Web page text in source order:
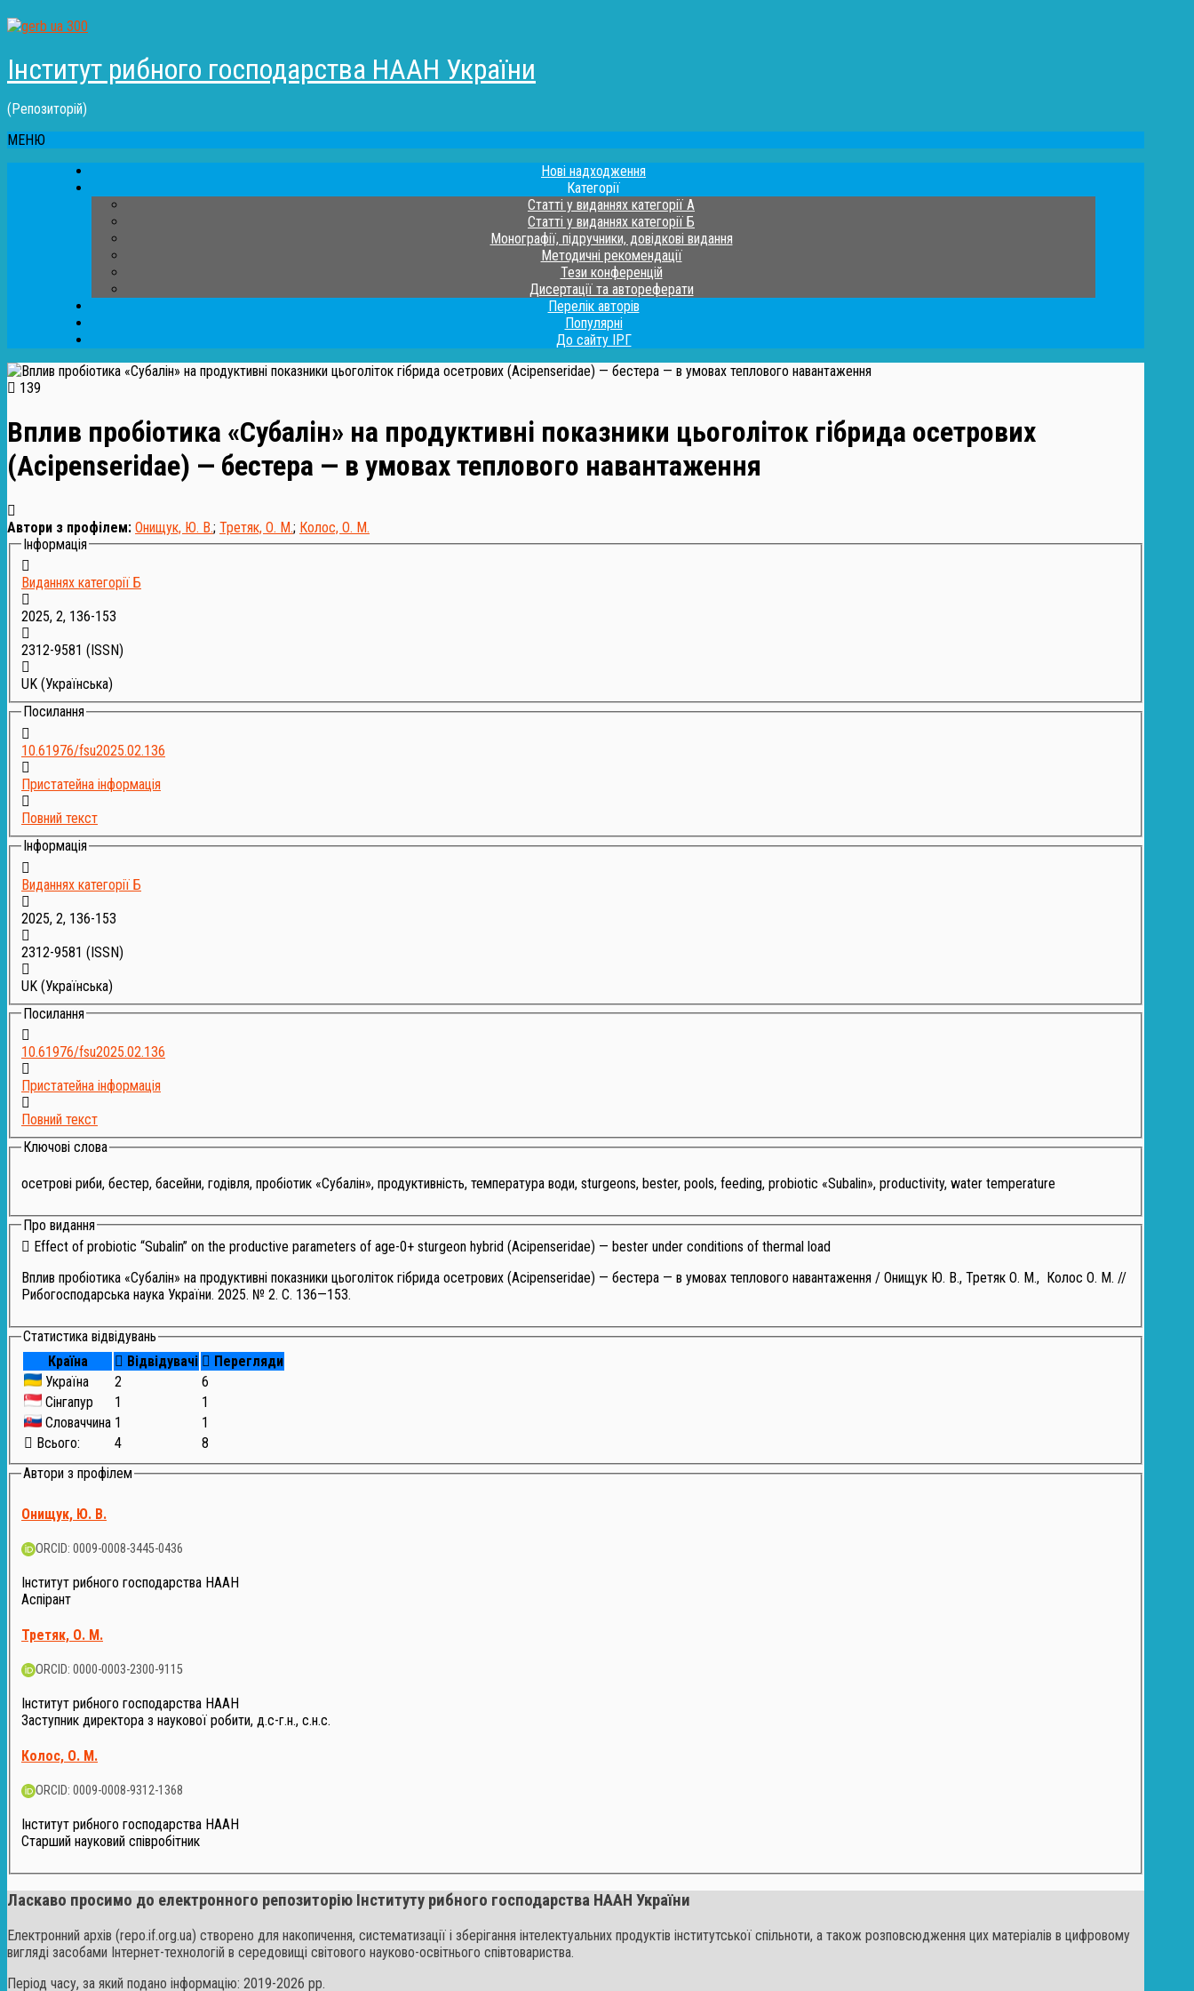
Інститут рибного господарства НААН України
(Репозиторій)
МЕНЮ
Нові надходження
Категорії
Статті у виданнях категорії А
Статті у виданнях категорії Б
Монографії, підручники, довідкові видання
Методичні рекомендації
Тези конференцій
Дисертації та автореферати
Перелік авторів
Популярні
До сайту ІРГ
139
Вплив пробіотика «Субалін» на продуктивні показники цьоголіток гібрида осетрових
(Аcipenseridae) — бестера — в умовах теплового навантаження
Автори з профілем: Онищук, Ю. В.; Третяк, О. М.; Колос, О. М.
Інформація
Виданнях категорії Б
2025, 2, 136-153
2312-9581 (ISSN)
UK (Українська)
Посилання
10.61976/fsu2025.02.136
Пристатейна інформація
Повний текст
Інформація
Виданнях категорії Б
2025, 2, 136-153
2312-9581 (ISSN)
UK (Українська)
Посилання
10.61976/fsu2025.02.136
Пристатейна інформація
Повний текст
Ключові слова
осетрові риби, бестер, басейни, годівля, пробіотик «Субалін», продуктивність, температура води, sturgeons, bester, pools, feeding, probiotic «Subalin», productivity, water temperature
Про видання
Effect of probiotic “Subalin” on the productive parameters of age-0+ sturgeon hybrid (Acipenseridae) — bester under conditions of thermal load
Вплив пробіотика «Субалін» на продуктивні показники цьоголіток гібрида осетрових (Аcipenseridae) — бестера — в умовах теплового навантаження / Онищук Ю. В., Третяк О. М., Колос О. М. //
Рибогосподарська наука України. 2025. № 2. С. 136—153.
Статистика відвідувань
Країна
Відвідувачі
Перегляди
Україна
2
6
Сінгапур
1
1
Словаччина 1
1
Всього:
4
8
Автори з профілем
Онищук, Ю. В.
ORCID: 0009-0008-3445-0436
Інститут рибного господарства НААН
Аспірант
Третяк, О. М.
ORCID: 0000-0003-2300-9115
Інститут рибного господарства НААН
Заступник директора з наукової робити, д.с-г.н., с.н.с.
Колос, О. М.
ORCID: 0009-0008-9312-1368
Інститут рибного господарства НААН
Старший науковий співробітник
Ласкаво просимо до електронного репозиторію Інституту рибного господарства НААН України
Електронний архів (repo.if.org.ua) створено для накопичення, систематизації і зберігання інтелектуальних продуктів інститутської спільноти, а також розповсюдження цих матеріалів в цифровому
вигляді засобами Інтернет-технологій в середовищі світового науково-освітнього співтовариства.
Період часу, за який подано інформацію: 2019-2026 рр.